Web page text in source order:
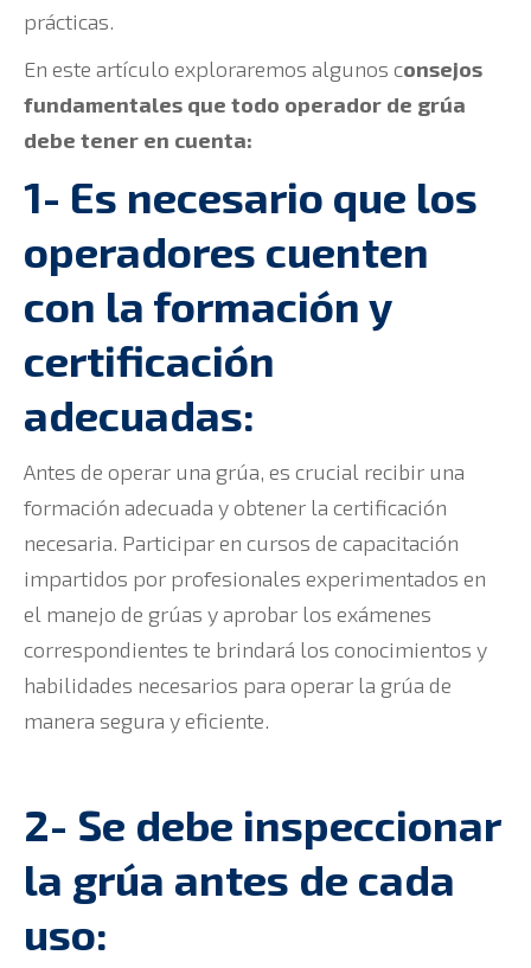
prácticas.
En este artículo exploraremos algunos consejos
fundamentales que todo operador de grúa
debe tener en cuenta:
1- Es necesario que los
operadores cuenten
con la formación y
certificación
adecuadas:
Antes de operar una grúa, es crucial recibir una
formación adecuada y obtener la certificación
necesaria. Participar en cursos de capacitación
impartidos por profesionales experimentados en
el manejo de grúas y aprobar los exámenes
correspondientes te brindará los conocimientos y
habilidades necesarios para operar la grúa de
manera segura y eficiente.
2- Se debe inspeccionar
la grúa antes de cada
uso: